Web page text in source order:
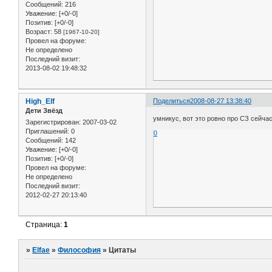
Сообщений: 216
Уважение: [+0/-0]
Позитив: [+0/-0]
Возраст: 58 [1967-10-20]
Провел на форуме:
Не определено
Последний визит:
2013-08-02 19:48:32
Поделиться2008-08-27 13:38:40
High_Elf
Дети Звёзд
Зарегистрирован: 2007-03-02
Приглашений: 0
Сообщений: 142
Уважение: [+0/-0]
Позитив: [+0/-0]
Провел на форуме:
Не определено
Последний визит:
2012-02-27 20:13:40
умникус, вот это ровно про СЗ
0
Страница:1
»Elfae »Философия »Цитаты